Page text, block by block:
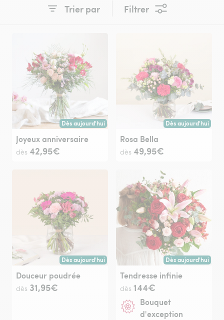
Trier par Filtrer
Dès aujourd'hui
Livraison dès aujourd'hui (pour toute commande passée
Joyeux anniversaire
dès 42,95€
Dès aujourd'hui
Livraison dès
Rosa Bella
dès 49,95€
Dès aujourd'hui
Livraison dès aujourd'hui (pour toute commande passée
Douceur poudrée
dès 31,95€
Dès aujourd'hui
Livraison dès
Tendresse infinie
dès 144€
Bouquet
d'exception